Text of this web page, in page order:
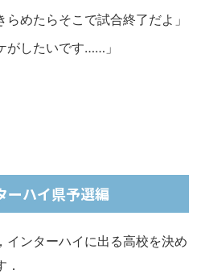
めたらそこで試合終了だよ」
がしたいです……」
ーハイ県予選編
インターハイに出る高校を決め